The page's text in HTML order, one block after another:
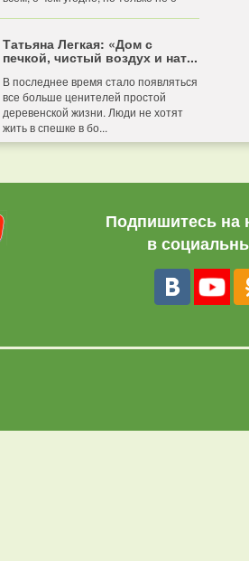
Татьяна Легкая: «Дом с
печкой, чистый воздух и нат...
В последнее время стало появляться
все больше ценителей простой
деревенской жизни. Люди не хотят
жить в спешке в бо...
Подпишитесь на
в